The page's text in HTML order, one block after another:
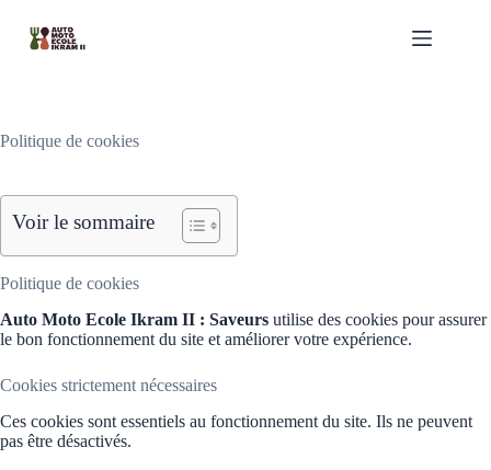
contenu
Politique de cookies
Voir le sommaire
Politique de cookies
Auto Moto Ecole Ikram II : Saveurs utilise des cookies pour assurer
le bon fonctionnement du site et améliorer votre expérience.
Cookies strictement nécessaires
Ces cookies sont essentiels au fonctionnement du site. Ils ne peuvent
pas être désactivés.